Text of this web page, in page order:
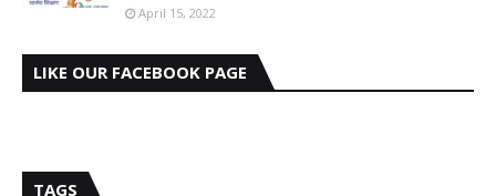
April 15, 2022
LIKE OUR FACEBOOK PAGE
TAGS